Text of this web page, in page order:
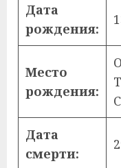
Дата
рождения:
Место
рождения:
Дата
смерти: